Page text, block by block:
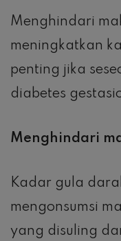
Menghindari
meningkatkan
penting jika
diabetes
Menghindari
Kadar gula
mengonsumsi
yang disuling